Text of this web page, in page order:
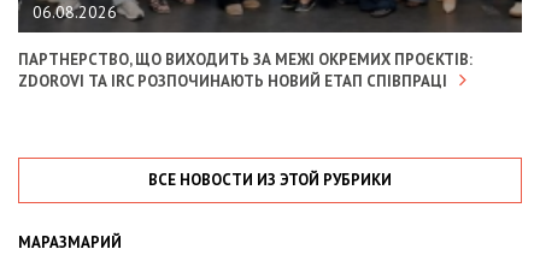
06.08.2026
ПАРТНЕРСТВО, ЩО ВИХОДИТЬ ЗА МЕЖІ ОКРЕМИХ ПРОЄКТІВ:
ZDOROVI ТА IRC РОЗПОЧИНАЮТЬ НОВИЙ ЕТАП СПІВПРАЦІ
ВСЕ НОВОСТИ ИЗ ЭТОЙ РУБРИКИ
МАРАЗМАРИЙ